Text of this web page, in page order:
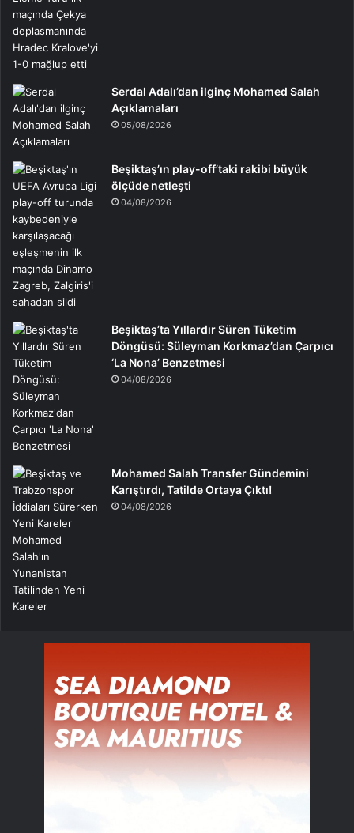
Serdal Adalı’dan ilginç Mohamed Salah
Açıklamaları
05/08/2026
Beşiktaş’ın play-off’taki rakibi büyük
ölçüde netleşti
04/08/2026
Beşiktaş’ta Yıllardır Süren Tüketim
Döngüsü: Süleyman Korkmaz’dan Çarpıcı
‘La Nona’ Benzetmesi
04/08/2026
Mohamed Salah Transfer Gündemini
Karıştırdı, Tatilde Ortaya Çıktı!
04/08/2026